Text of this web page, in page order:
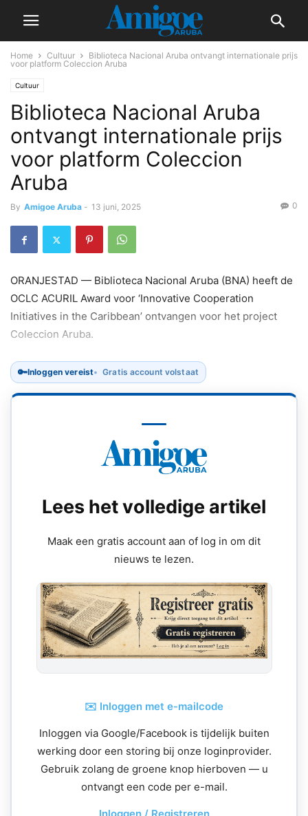
Home Cultuur
Biblioteca Nacional Aruba ontvangt internationale prijs
voor platform Coleccion Aruba
Cultuur
Biblioteca Nacional Aruba
ontvangt internationale prijs
voor platform Coleccion
Aruba
By Amigoe Aruba - 13 juni, 2025 0
ORANJESTAD — Biblioteca Nacional Aruba (BNA) heeft de
OCLC ACURIL Award voor ‘Innovative Cooperation
Initiatives in the Caribbean’ ontvangen voor het project
Coleccion Aruba.
🔑Inloggen vereist Gratis account volstaat
Lees het volledige artikel
Maak een gratis account aan of log in om dit
nieuws te lezen.
✉️ Inloggen met e-mailcode
Inloggen via Google/Facebook is tijdelijk buiten
werking door een storing bij onze loginprovider.
Gebruik zolang de groene knop hierboven — u
ontvangt een code per e-mail.